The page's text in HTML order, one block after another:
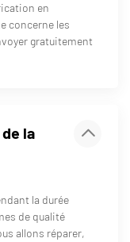
en
concerne les
gratuitement
la
la durée
de qualité
allons réparer,